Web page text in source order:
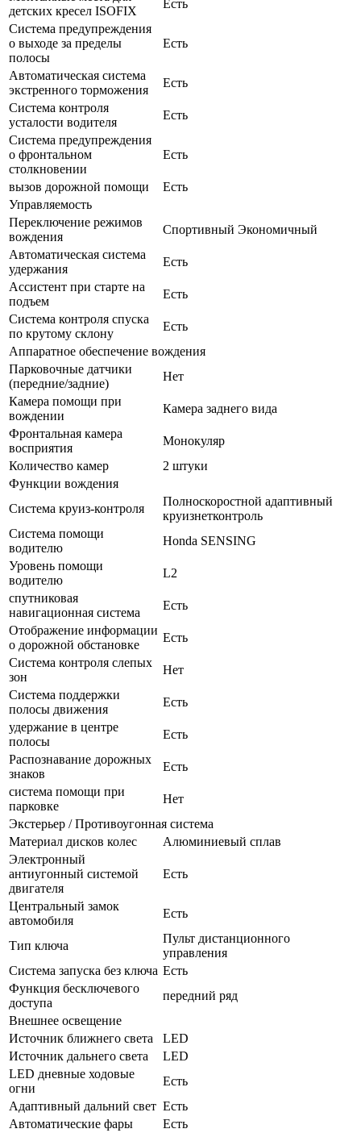
детских кресел ISOFIX
Есть
Система предупреждения
о выходе за пределы
полосы
Есть
Автоматическая система
экстренного торможения
Есть
Система контроля
усталости водителя
Есть
Система предупреждения
о фронтальном
столкновении
Есть
вызов дорожной помощи
Есть
Управляемость
Переключение режимов
вождения
Спортивный Экономичный
Автоматическая система
удержания
Есть
Ассистент при старте на
подъем
Есть
Система контроля спуска
по крутому склону
Есть
Аппаратное обеспечение вождения
Парковочные датчики
(передние/задние)
Нет
Камера помощи при
вождении
Камера заднего вида
Фронтальная камера
восприятия
Монокуляр
Количество камер
2 штуки
Функции вождения
Система круиз-контроля
Полноскоростной адаптивный
круизнетконтроль
Система помощи
водителю
Honda SENSING
Уровень помощи
водителю
L2
спутниковая
навигационная система
Есть
Отображение информации
о дорожной обстановке
Есть
Система контроля слепых
зон
Нет
Система поддержки
полосы движения
Есть
удержание в центре
полосы
Есть
Распознавание дорожных
знаков
Есть
система помощи при
парковке
Нет
Экстерьер / Противоугонная система
Материал дисков колес
Алюминиевый сплав
Электронный
антиугонный системой
двигателя
Есть
Центральный замок
автомобиля
Есть
Тип ключа
Пульт дистанционного
управления
Система запуска без ключа Есть
Функция бесключевого
доступа
передний ряд
Внешнее освещение
Источник ближнего света
LED
Источник дальнего света
LED
LED дневные ходовые
огни
Есть
Адаптивный дальний свет Есть
Автоматические фары
Есть